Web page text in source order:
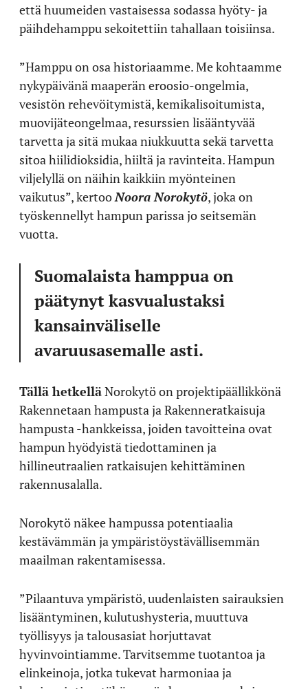
että huumeiden vastaisessa sodassa hyöty- ja
päihdehamppu sekoitettiin tahallaan toisiinsa.
”Hamppu on osa historiaamme. Me kohtaamme
nykypäivänä maaperän eroosio-ongelmia,
vesistön rehevöitymistä, kemikalisoitumista,
muovijäteongelmaa, resurssien lisääntyvää
tarvetta ja sitä mukaa niukkuutta sekä tarvetta
sitoa hiilidioksidia, hiiltä ja ravinteita. Hampun
viljelyllä on näihin kaikkiin myönteinen
vaikutus”, kertooNoora Norokytö, joka on
työskennellyt hampun parissa jo seitsemän
vuotta.
Suomalaista hamppua on
päätynyt kasvualustaksi
kansainväliselle
avaruusasemalle asti.
Tällä hetkelläNorokytö on projektipäällikkönä
Rakennetaan hampusta ja Rakenneratkaisuja
hampusta -hankkeissa, joiden tavoitteina ovat
hampun hyödyistä tiedottaminen ja
hillineutraalien ratkaisujen kehittäminen
rakennusalalla.
Norokytö näkee hampussa potentiaalia
kestävämmän ja ympäristöystävällisemmän
maailman rakentamisessa.
”Pilaantuva ympäristö, uudenlaisten sairauksien
lisääntyminen, kulutushysteria, muuttuva
työllisyys ja talousasiat horjuttavat
hyvinvointiamme. Tarvitsemme tuotantoa ja
elinkeinoja, jotka tukevat harmoniaa ja